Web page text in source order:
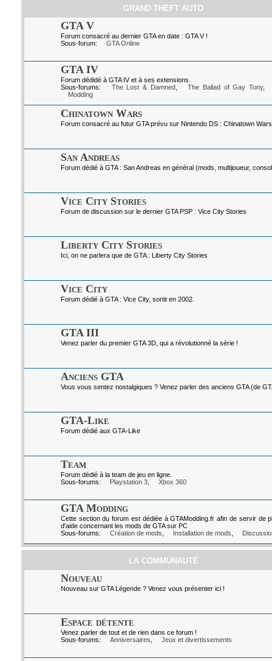
GRAND THEFT AUTO
GTA V
Forum consacré au dernier GTA en date : GTA V !
Sous-forum:
GTA Online
GTA IV
Forum dédidé à GTA IV et à ses extensions.
Sous-forums:
The Lost & Damned, The Ballad of Gay Tony,
Modding
Chinatown Wars
Forum consacré au futur GTA prévu sur Nintendo DS : Chinatown Wars
San Andreas
Forum dédié à GTA : San Andreas en général (mods, multijoueur,
Vice City Stories
Forum de discussion sur le dernier GTA PSP : Vice City Stories
Liberty City Stories
Ici, on ne parlera que de GTA : Liberty City Stories
Vice City
Forum dédié à GTA : Vice City, sortit en 2002.
GTA III
Venez parler du premier GTA 3D, qui a révolutionné la série !
Anciens GTA
Vous vous sentez nostalgiques ? Venez parler des anciens GTA (de
GTA-Like
Forum dédié aux GTA-Like
Team
Forum dédié à la team de jeu en ligne.
Sous-forums:
Playstation 3, Xbox 360
GTA Modding
Cette section du forum est dédiée à GTAModding.fr afin de servir de
d'aide concernant les mods de GTA sur PC
Sous-forums:
Création de mods Installation de mods
LA COMMUNAUTÉ
Nouveau
Nouveau sur GTA Légende ? Venez vous présenter ici !
Espace détente
Venez parler de tout et de rien dans ce forum !
Sous-forums:
Anniversaires Jeux et divertissements